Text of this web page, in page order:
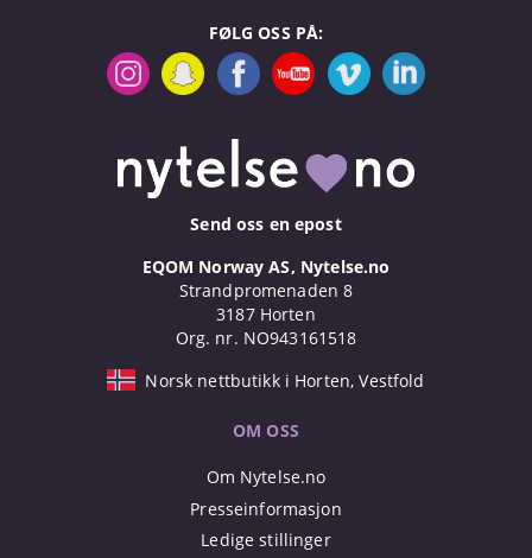
FØLG OSS PÅ:
Send oss en epost
EQOM Norway AS, Nytelse.no
Strandpromenaden 8
3187 Horten
Org. nr. NO943161518
Norsk nettbutikk i Horten, Vestfold
OM OSS
Om Nytelse.no
Presseinformasjon
Ledige stillinger